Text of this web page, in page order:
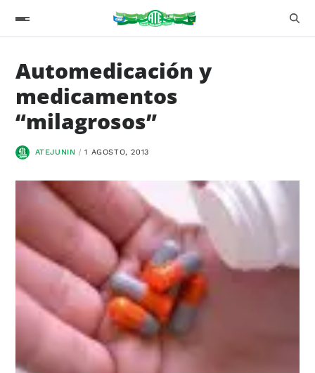
Automedicación y
medicamentos
“milagrosos”
ATEJUNIN 1 AGOSTO, 2013